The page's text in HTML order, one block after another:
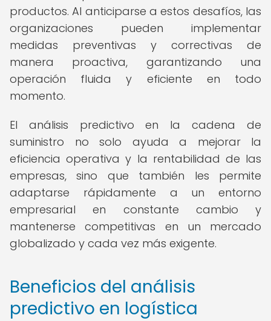
productos. Al anticiparse a estos desafíos, las
organizaciones pueden implementar
medidas preventivas y correctivas de
manera proactiva, garantizando una
operación fluida y eficiente en todo
momento.
El análisis predictivo en la cadena de
suministro no solo ayuda a mejorar la
eficiencia operativa y la rentabilidad de las
empresas, sino que también les permite
adaptarse rápidamente a un entorno
empresarial en constante cambio y
mantenerse competitivas en un mercado
globalizado y cada vez más exigente.
Beneficios del análisis
predictivo en logística